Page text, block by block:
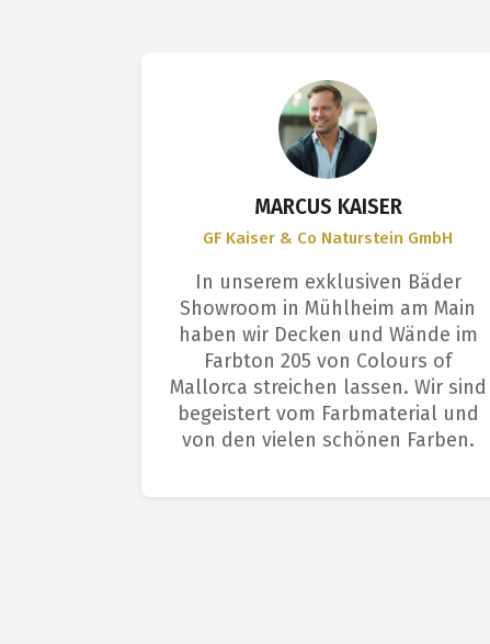
MARCUS KAISER
GF Kaiser & Co Naturstein GmbH
In unserem exklusiven Bäder
Showroom in Mühlheim am Main
haben wir Decken und Wände im
Farbton 205 von Colours of
Mallorca streichen lassen. Wir sind
begeistert vom Farbmaterial und
von den vielen schönen Farben.